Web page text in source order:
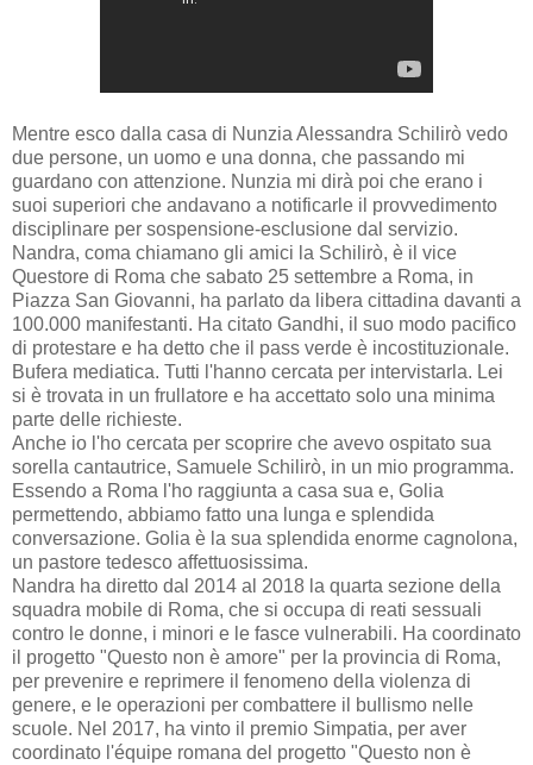
Mentre esco dalla casa di Nunzia Alessandra Schilirò vedo
due persone, un uomo e una donna, che passando mi
guardano con attenzione. Nunzia mi dirà poi che erano i
suoi superiori che andavano a notificarle il provvedimento
disciplinare per sospensione-esclusione dal servizio.
Nandra, coma chiamano gli amici la Schilirò, è il vice
Questore di Roma che sabato 25 settembre a Roma, in
Piazza San Giovanni, ha parlato da libera cittadina davanti a
100.000 manifestanti. Ha citato Gandhi, il suo modo pacifico
di protestare e ha detto che il pass verde è incostituzionale.
Bufera mediatica. Tutti l'hanno cercata per intervistarla. Lei
si è trovata in un frullatore e ha accettato solo una minima
parte delle richieste.
Anche io l'ho cercata per scoprire che avevo ospitato sua
sorella cantautrice, Samuele Schilirò, in un mio programma.
Essendo a Roma l'ho raggiunta a casa sua e, Golia
permettendo, abbiamo fatto una lunga e splendida
conversazione. Golia è la sua splendida enorme cagnolona,
un pastore tedesco affettuosissima.
Nandra ha diretto dal 2014 al 2018 la quarta sezione della
squadra mobile di Roma, che si occupa di reati sessuali
contro le donne, i minori e le fasce vulnerabili. Ha coordinato
il progetto "Questo non è amore" per la provincia di Roma,
per prevenire e reprimere il fenomeno della violenza di
genere, e le operazioni per combattere il bullismo nelle
scuole. Nel 2017, ha vinto il premio Simpatia, per aver
coordinato l'équipe romana del progetto "Questo non è